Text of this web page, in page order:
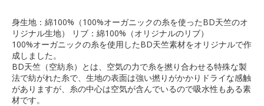
身生地：綿100%（100%オーガニックの糸を使ったBD天竺のオ
リジナル生地） リブ：綿100%（オリジナルのリブ）
100%オーガニックの糸を使用したBD天竺素材をオリジナルで作
成しました。
BD天竺（空紡糸）とは、空気の力で糸を撚り合わせる特殊な製
法で紡がれた糸で、生地の表面は強い撚りがかかりドライな感触
がありますが、糸の中心は空気が含んでいるので吸水性もある素
材です。